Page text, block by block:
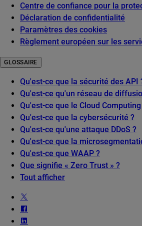
Centre de confiance pour la
Déclaration de confidentialité
Paramètres des cookies
Règlement européen sur les
GLOSSAIRE
Qu'est-ce que la sécurité des API
Qu'est-ce qu'un réseau de
Qu'est-ce que le Cloud Computing
Qu'est-ce que la cybersécurité ?
Qu'est-ce qu'une attaque DDoS ?
Qu'est-ce que la
Qu'est-ce que WAAP ?
Que signifie « Zero Trust » ?
Tout afficher